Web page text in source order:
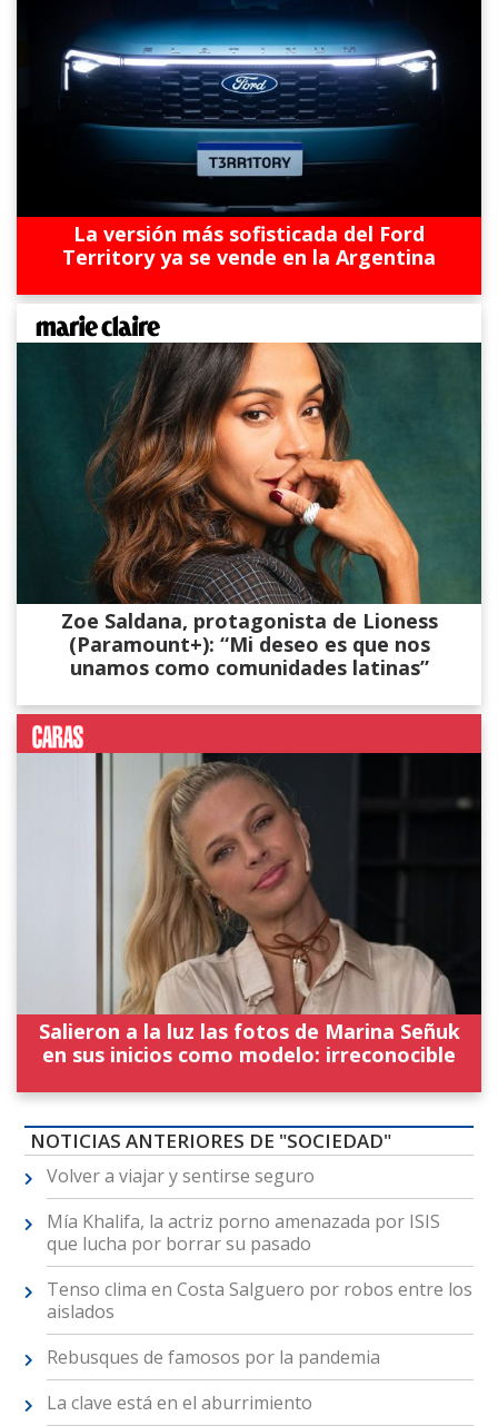
La versión más sofisticada del Ford
Territory ya se vende en la Argentina
Zoe Saldana, protagonista de Lioness
(Paramount+): “Mi deseo es que nos
unamos como comunidades latinas”
Salieron a la luz las fotos de Marina Señuk
en sus inicios como modelo: irreconocible
NOTICIAS ANTERIORES DE "SOCIEDAD"
Volver a viajar y sentirse seguro
Mía Khalifa, la actriz porno amenazada por ISIS
que lucha por borrar su pasado
Tenso clima en Costa Salguero por robos entre los
aislados
Rebusques de famosos por la pandemia
La clave está en el aburrimiento